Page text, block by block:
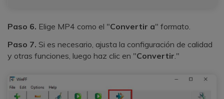
Paso 6. Elige MP4 como el "Convertir a" formato.
Paso 7. Si es necesario, ajusta la configuración de calidad
y otras funciones, luego haz clic en "Convertir ."